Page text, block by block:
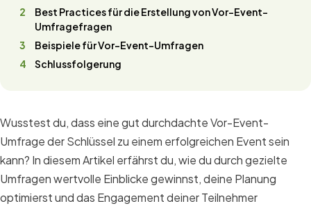
Best Practices für die Erstellung von Vor-Event-
Umfragefragen
Beispiele für Vor-Event-Umfragen
Schlussfolgerung
Wusstest du, dass eine gut durchdachte Vor-Event-
Umfrage der Schlüssel zu einem erfolgreichen Event sein
kann? In diesem Artikel erfährst du, wie du durch gezielte
Umfragen wertvolle Einblicke gewinnst, deine Planung
optimierst und das Engagement deiner Teilnehmer